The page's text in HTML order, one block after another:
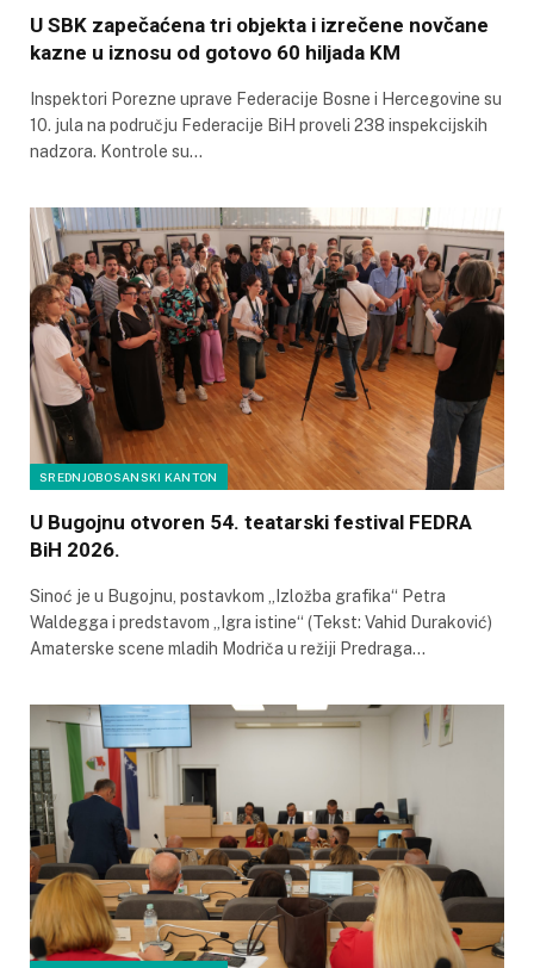
U SBK zapečaćena tri objekta i izrečene novčane
kazne u iznosu od gotovo 60 hiljada KM
Inspektori Porezne uprave Federacije Bosne i Hercegovine su
10. jula na području Federacije BiH proveli 238 inspekcijskih
nadzora. Kontrole su…
SREDNJOBOSANSKI KANTON
U Bugojnu otvoren 54. teatarski festival FEDRA
BiH 2026.
Sinoć je u Bugojnu, postavkom „Izložba grafika“ Petra
Waldegga i predstavom „Igra istine“ (Tekst: Vahid Duraković)
Amaterske scene mladih Modriča u režiji Predraga…